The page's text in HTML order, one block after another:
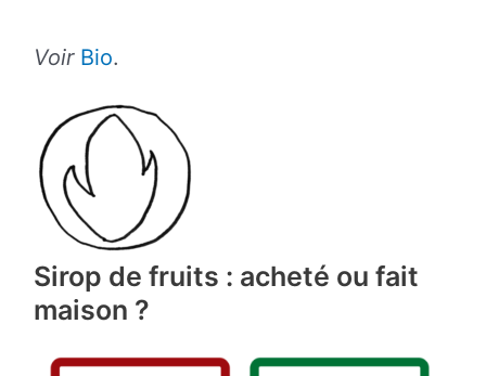
Voir Bio.
Sirop de fruits : acheté ou fait
maison ?